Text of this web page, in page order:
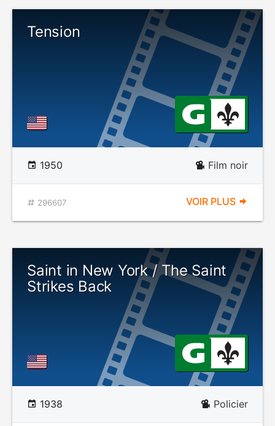
Tension
1950 Film noir
296607 VOIR PLUS
Saint in New York / The Saint
Strikes Back
1938 Policier